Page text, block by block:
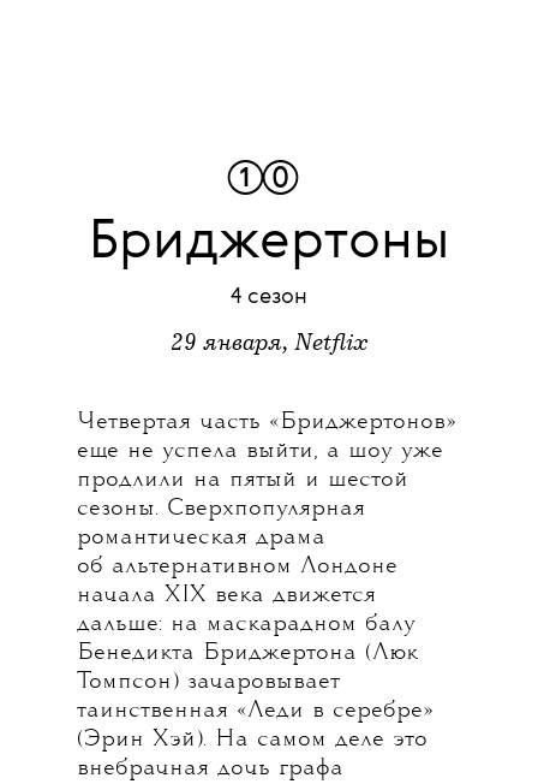
0
①①
Бриджертоны
4 cезон
29 января, Netflix
Четвертая часть «Бриджертонов»
еще не успела выйти, а шоу уже
продлили на пятый и шестой
сезоны. Сверхпопулярная
романтическая драма
об альтернативном Лондоне
начала XIX века движется
дальше: на маскарадном балу
Бенедикта Бриджертона (Люк
Томпсон) зачаровывает
таинственная «Леди в серебре»
(Эрин Хэй). На самом деле это
внебрачная дочь графа